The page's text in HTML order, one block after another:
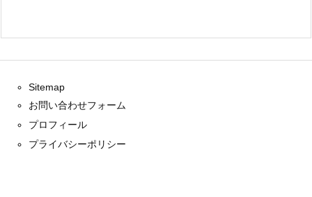
Sitemap
お問い合わせフォーム
プロフィール
プライバシーポリシー